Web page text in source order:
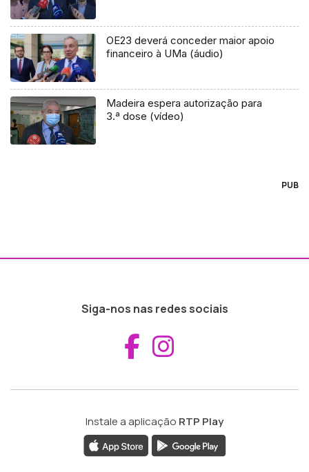
OE23 deverá conceder maior apoio
financeiro à UMa (áudio)
Madeira espera autorização para
3.ª dose (vídeo)
PUB
Siga-nos nas redes sociais
Aceder ao
Instale a aplicação RTP Play